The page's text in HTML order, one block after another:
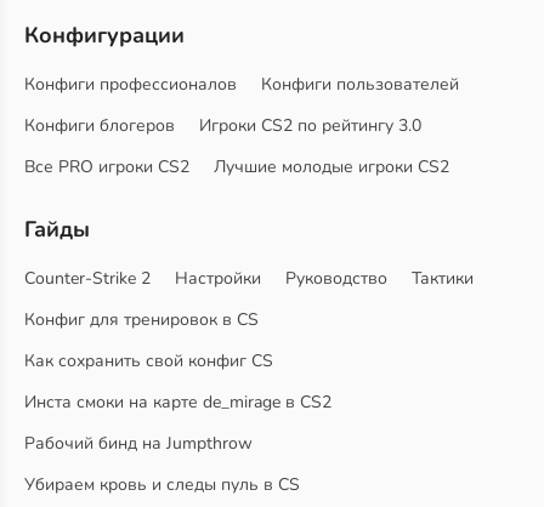
Конфигурации
Конфиги профессионалов
Конфиги пользователей
Конфиги блогеров
Игроки CS2 по рейтингу 3.0
Все PRO игроки CS2
Лучшие молодые игроки CS2
Гайды
Counter-Strike 2 Настройки Руководство
Тактики
Конфиг для тренировок в CS
Как сохранить свой конфиг CS
Инста смоки на карте de_mirage в CS2
Рабочий бинд на Jumpthrow
Убираем кровь и следы пуль в CS